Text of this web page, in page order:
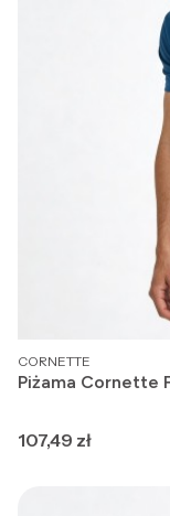
PRODUCENT
CORNETTE
Piżama Cornette
Cena
107,49 zł